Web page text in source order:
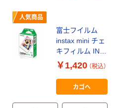
人気商品
富士フイルム
instax mini チェ
キフィルム INS
MINI JP1 1パッ
ク（10枚入り）
￥1,420 （税込）
カゴへ